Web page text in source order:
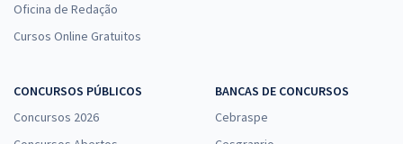
Oficina de Redação
Cursos Online Gratuitos
CONCURSOS PÚBLICOS
Concursos 2026
BANCAS DE CONCURSOS
Cebraspe